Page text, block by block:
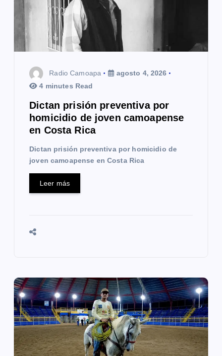
n
Radio Camoapa
agosto 4, 2026
4 minutes Read
Dictan prisión preventiva por
homicidio de joven camoapense
en Costa Rica
Dictan prisión preventiva por homicidio de
joven camoapense en Costa Rica
Leer más